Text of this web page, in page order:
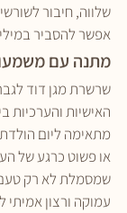
שלווה, חיבור
אפשר להסביר
מתנה עם
שרשרת מגן דוד
האישיות והערכיות
מתאימה ליום
או פשוט כרגע של
שמסמלת לא רק
עמוקה ורצון